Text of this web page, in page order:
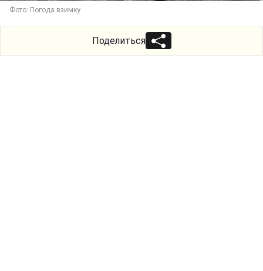
Фото: Погода взимку
Поделиться